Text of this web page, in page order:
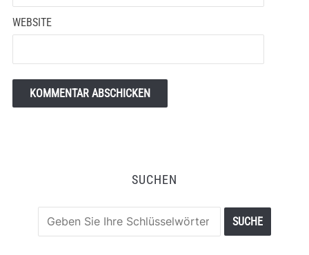
WEBSITE
SUCHEN